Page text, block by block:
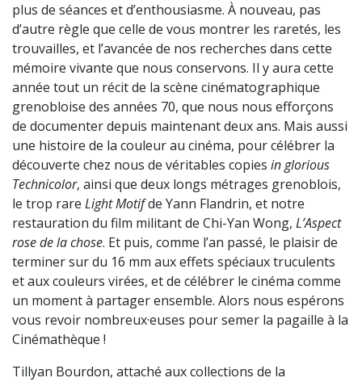
plus de séances et d’enthousiasme. À nouveau, pas
d’autre règle que celle de vous montrer les raretés, les
trouvailles, et l’avancée de nos recherches dans cette
mémoire vivante que nous conservons. Il y aura cette
année tout un récit de la scène cinématographique
grenobloise des années 70, que nous nous efforçons
de documenter depuis maintenant deux ans. Mais aussi
une histoire de la couleur au cinéma, pour célébrer la
découverte chez nous de véritables copies in glorious
Technicolor, ainsi que deux longs métrages grenoblois,
le trop rare Light Motifde Yann Flandrin, et notre
restauration du film militant de Chi-Yan Wong, L’Aspect
rose de la chose. Et puis, comme l’an passé, le plaisir de
terminer sur du 16 mm aux effets spéciaux truculents
et aux couleurs virées, et de célébrer le cinéma comme
un moment à partager ensemble. Alors nous espérons
vous revoir nombreux·euses pour semer la pagaille à la
Cinémathèque !
Tillyan Bourdon, attaché aux collections de la